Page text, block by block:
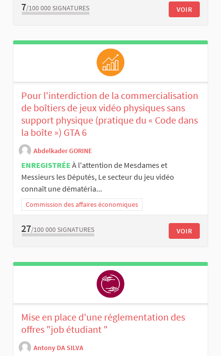
7/100 000 SIGNATURES VOIR
Pour l'interdiction de la commercialisation
de boîtiers de jeux vidéo physiques sans
support physique (pratique du « Code dans
la boîte ») GTA 6
Abdelkader GORINE
ENREGISTRÉE À l'attention de Mesdames et
Messieurs les Députés, Le secteur du jeu vidéo
connaît une dématéria...
Commission des affaires économiques
27/100 000 SIGNATURES VOIR
Mise en place d'une réglementation des
offres "job étudiant "
Antony DA SILVA